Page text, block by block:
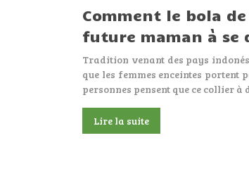
Comment le bola
future maman à se
Tradition venant des pays
que les femmes enceintes portent
personnes pensent que ce collier
Lire la suite